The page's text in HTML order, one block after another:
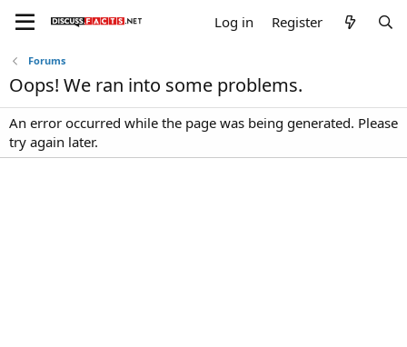
Log in Register
Forums
Oops! We ran into some problems.
An error occurred while the page was being generated. Please
try again later.